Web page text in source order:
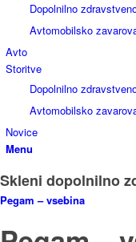
Dopolnilno
Avtomobilsko
Avto
Storitve
Dopolnilno
Avtomobilsko
Novice
Menu
Skleni dopolnilno
Pegam – vsebina